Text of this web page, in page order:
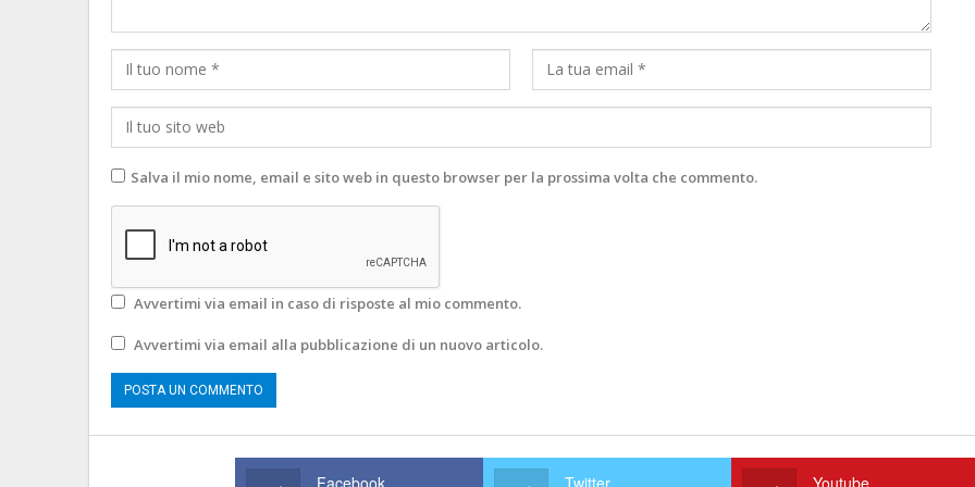
Salva il mio nome, email e sito web in questo browser per la prossima volta che commento.
Avvertimi via email in caso di risposte al mio commento.
Avvertimi via email alla pubblicazione di un nuovo articolo.